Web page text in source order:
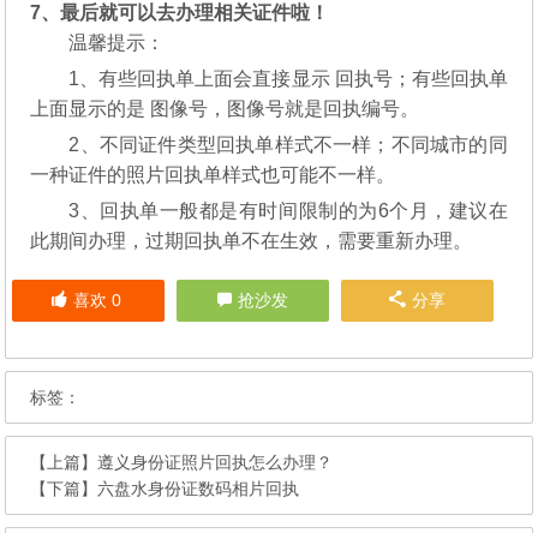
7、最后就可以去办理相关证件啦！
温馨提示：
1、有些回执单上面会直接显示 回执号；有些回执单
上面显示的是 图像号，图像号就是回执编号。
2、不同证件类型回执单样式不一样；不同城市的同
一种证件的照片回执单样式也可能不一样。
3、回执单一般都是有时间限制的为6个月，建议在
此期间办理，过期回执单不在生效，需要重新办理。
喜欢 0 抢沙发 分享
标签：
【上篇】遵义身份证照片回执怎么办理？
【下篇】六盘水身份证数码相片回执